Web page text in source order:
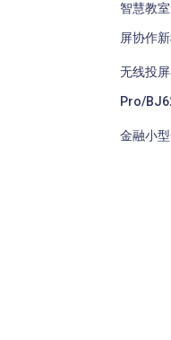
智慧教
屏协作
无线投
Pro/
金融小